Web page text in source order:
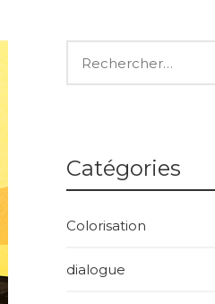
Catégories
Colorisation
dialogue